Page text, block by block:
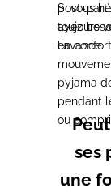
post-
ayez
l'avance.
Si vous
toujours
en
pyjama
pendant
ou
ses
une